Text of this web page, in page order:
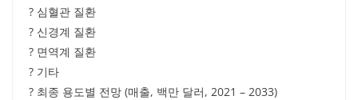
? 심혈관 질환
? 신경계 질환
? 면역계 질환
? 기타
? 최종 용도별 전망 (매출, 백만 달러, 2021 – 2033)